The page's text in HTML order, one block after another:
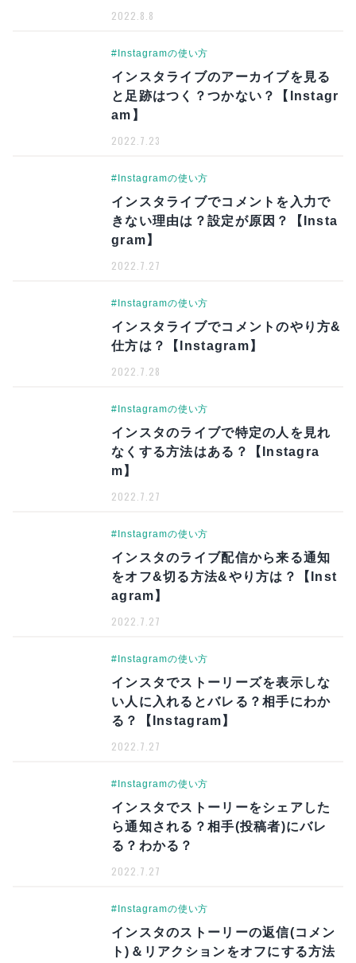
2022.8.8
#Instagramの使い方
インスタライブのアーカイブを見る
と足跡はつく？つかない？【Instagr
am】
2022.7.23
#Instagramの使い方
インスタライブでコメントを入力で
きない理由は？設定が原因？【Insta
gram】
2022.7.27
#Instagramの使い方
インスタライブでコメントのやり方&
仕方は？【Instagram】
2022.7.28
#Instagramの使い方
インスタのライブで特定の人を見れ
なくする方法はある？【Instagra
m】
2022.7.27
#Instagramの使い方
インスタのライブ配信から来る通知
をオフ&切る方法&やり方は？【Inst
agram】
2022.7.27
#Instagramの使い方
インスタでストーリーズを表示しな
い人に入れるとバレる？相手にわか
る？【Instagram】
2022.7.27
#Instagramの使い方
インスタでストーリーをシェアした
ら通知される？相手(投稿者)にバレ
る？わかる？
2022.7.27
#Instagramの使い方
インスタのストーリーの返信(コメン
ト)＆リアクションをオフにする方法